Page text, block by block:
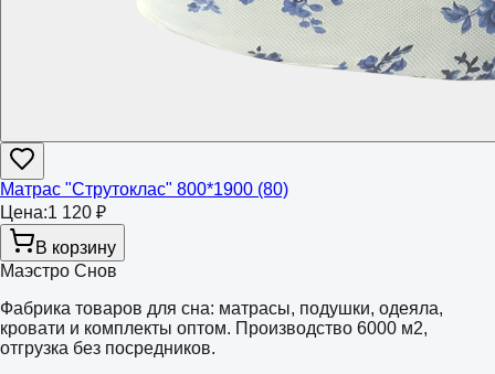
Матрас "Струтоклас" 800*1900 (80)
Цена:1 120 ₽
В корзину
Маэстро Снов
Фабрика товаров для сна: матрасы, подушки, одеяла,
кровати и комплекты оптом. Производство 6000 м2,
отгрузка без посредников.